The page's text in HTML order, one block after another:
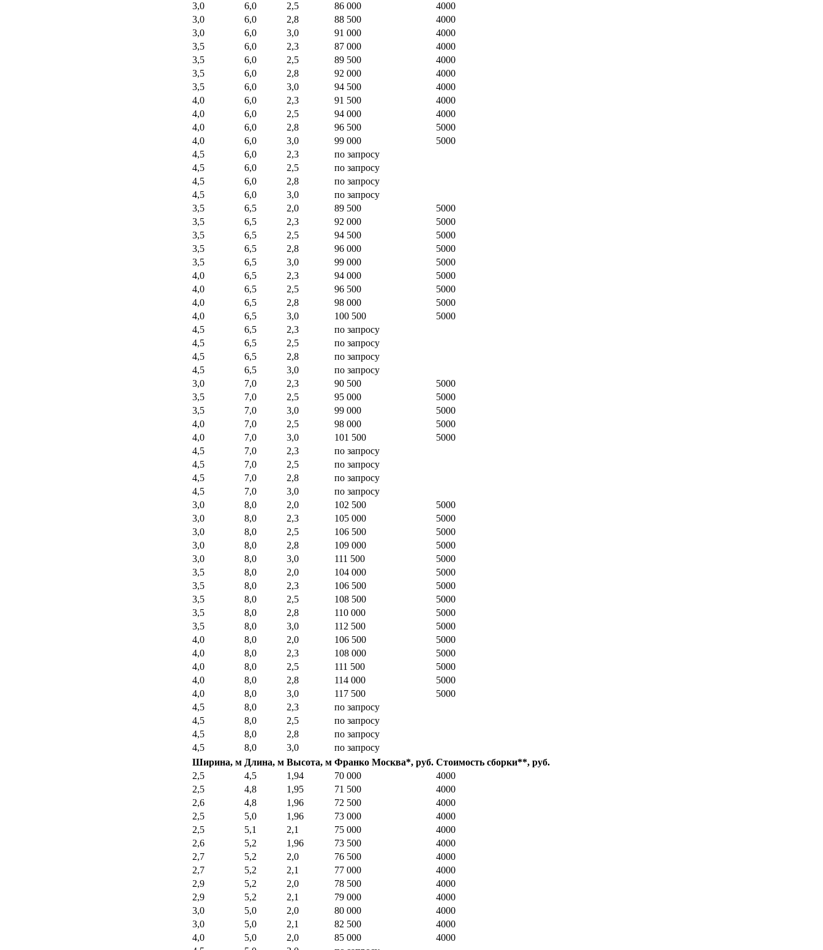
3,0
6,0 2,5 86 000
4000
3,0
6,0 2,8 88 500
4000
3,0
6,0 3,0 91 000
4000
3,5
6,0 2,3 87 000
4000
3,5
6,0 2,5 89 500
4000
3,5
6,0 2,8 92 000
4000
3,5
6,0 3,0 94 500
4000
4,0
6,0 2,3 91 500
4000
4,0
6,0 2,5 94 000
4000
4,0
6,0 2,8 96 500
5000
4,0
6,0 3,0 99 000
5000
4,5
6,0 2,3
по запросу
4,5
6,0 2,5
по запросу
4,5
6,0 2,8
по запросу
4,5
6,0 3,0
по запросу
3,5
6,5 2,0 89 500
5000
3,5
6,5 2,3 92 000
5000
3,5
6,5 2,5 94 500
5000
3,5
6,5 2,8 96 000
5000
3,5
6,5 3,0 99 000
5000
4,0
6,5 2,3 94 000
5000
4,0
6,5 2,5 96 500
5000
4,0
6,5 2,8 98 000
5000
4,0
6,5 3,0 100 500
5000
4,5
6,5 2,3
по запросу
4,5
6,5 2,5
по запросу
4,5
6,5 2,8
по запросу
4,5
6,5 3,0
по запросу
3,0
7,0 2,3 90 500
5000
3,5
7,0 2,5 95 000
5000
3,5
7,0 3,0 99 000
5000
4,0
7,0 2,5 98 000
5000
4,0
7,0 3,0 101 500
5000
4,5
7,0 2,3
по запросу
4,5
7,0 2,5
по запросу
4,5
7,0 2,8
по запросу
4,5
7,0 3,0
по запросу
3,0
8,0 2,0 102 500
5000
3,0
8,0 2,3 105 000
5000
3,0
8,0 2,5 106 500
5000
3,0
8,0 2,8 109 000
5000
3,0
8,0 3,0 111 500
5000
3,5
8,0 2,0 104 000
5000
3,5
8,0 2,3 106 500
5000
3,5
8,0 2,5 108 500
5000
3,5
8,0 2,8 110 000
5000
3,5
8,0 3,0 112 500
5000
4,0
8,0 2,0 106 500
5000
4,0
8,0 2,3 108 000
5000
4,0
8,0 2,5 111 500
5000
4,0
8,0 2,8 114 000
5000
4,0
8,0 3,0 117 500
5000
4,5
8,0 2,3
по запросу
4,5
8,0 2,5
по запросу
4,5
8,0 2,8
по запросу
4,5
8,0 3,0
по запросу
Ширина, м Длина, м Высота, м Франко Москва*, руб. Стоимость сборки**, руб.
2,5
4,5 1,94 70 000
4000
2,5
4,8 1,95 71 500
4000
2,6
4,8 1,96 72 500
4000
2,5
5,0 1,96 73 000
4000
2,5
5,1 2,1 75 000
4000
2,6
5,2 1,96 73 500
4000
2,7
5,2 2,0 76 500
4000
2,7
5,2 2,1 77 000
4000
2,9
5,2 2,0 78 500
4000
2,9
5,2 2,1 79 000
4000
3,0
5,0 2,0 80 000
4000
3,0
5,0 2,1 82 500
4000
4,0
5,0 2,0 85 000
4000